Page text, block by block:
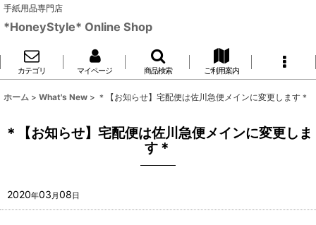
手紙用品専門店
*HoneyStyle* Online Shop
カテゴリ マイページ 商品検索 ご利用案内
ホーム > What's New > ＊【お知らせ】宅配便は佐川急便メインに変更します＊
＊【お知らせ】宅配便は佐川急便メインに変更しま
す＊
2020年03 月08日